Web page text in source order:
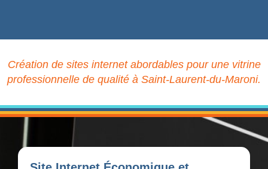
Création de sites internet abordables pour une vitrine
professionnelle de qualité à Saint-Laurent-du-Maroni.